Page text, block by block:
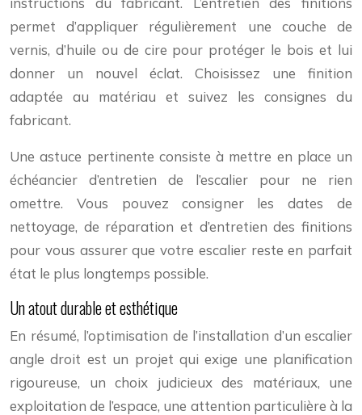
permet d’appliquer régulièrement une couche de
vernis, d’huile ou de cire pour protéger le bois et lui
donner un nouvel éclat. Choisissez une finition
adaptée au matériau et suivez les consignes du
fabricant.
Une astuce pertinente consiste à mettre en place un
échéancier d’entretien de l’escalier pour ne rien
omettre. Vous pouvez consigner les dates de
nettoyage, de réparation et d’entretien des finitions
pour vous assurer que votre escalier reste en parfait
état le plus longtemps possible.
Un atout durable et esthétique
En résumé, l’optimisation de l’installation d’un escalier
angle droit est un projet qui exige une planification
rigoureuse, un choix judicieux des matériaux, une
exploitation de l’espace, une attention particulière à la